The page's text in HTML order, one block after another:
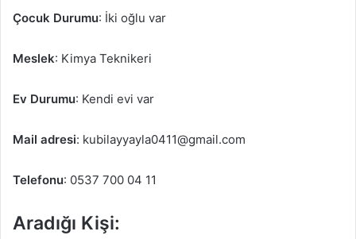
Çocuk Durumu: İki oğlu var
Meslek: Kimya Teknikeri
Ev Durumu: Kendi evi var
Mail adresi: kubilayyayla0411@gmail.com
Telefonu: 0537 700 04 11
Aradığı Kişi: